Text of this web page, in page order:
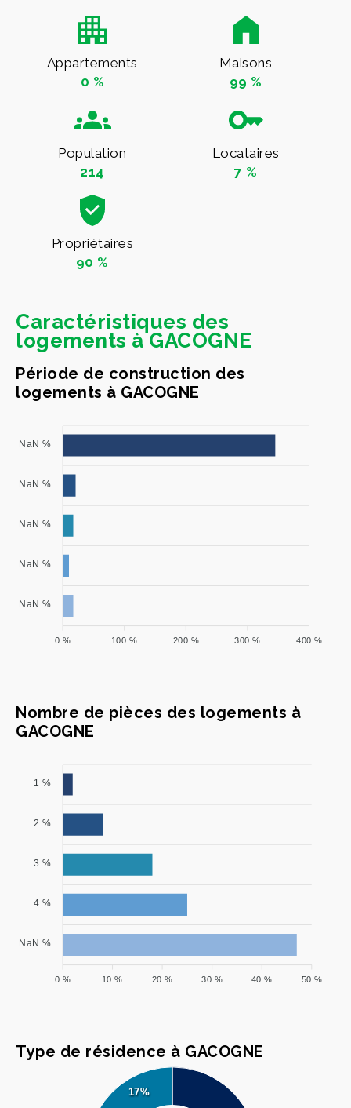
Appartements
0 %
Maisons
99 %
Population
214
Locataires
7 %
Propriétaires
90 %
Caractéristiques des
logements à GACOGNE
Période de construction des
logements à GACOGNE
NaN %
NaN %
NaN %
NaN %
NaN %
400 %
300 %
200 %
100 %
0 %
Nombre de pièces des logements à
GACOGNE
1 %
2 %
3 %
4 %
NaN %
50 %
40 %
30 %
20 %
10 %
0 %
Type de résidence à GACOGNE
17%